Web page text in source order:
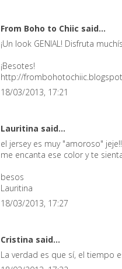
From Boho to Chiic said...
¡Un look GENIAL! Disfruta
¡Besotes!
http://
18/03/2013, 17:21
Lauritina said...
el jersey es muy "amoroso"
me encanta ese color y te
besos
Lauritina
18/03/2013, 17:27
Cristina said...
La verdad es que sí, el tiempo